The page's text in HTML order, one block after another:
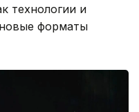
технологии и
новые форматы